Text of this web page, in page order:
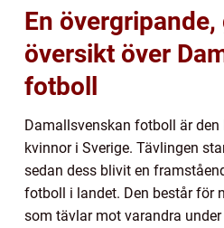
En
översikt över
fotboll
Damallsvenskan fotboll är
kvinnor i Sverige. Tävlingen
sedan dess blivit en
fotboll i landet. Den består för
som tävlar mot varandra